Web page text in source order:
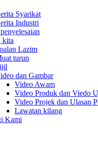
Syarikat
Industri
kita
Lazim
turun
dan Gambar
Video Awam
Video Produk dan Viedo
Video Projek dan Ulasan
Lawatan kilang
Kami